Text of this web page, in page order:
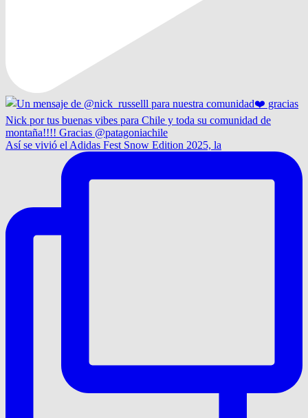
Así se vivió el Adidas Fest Snow Edition 2025, la